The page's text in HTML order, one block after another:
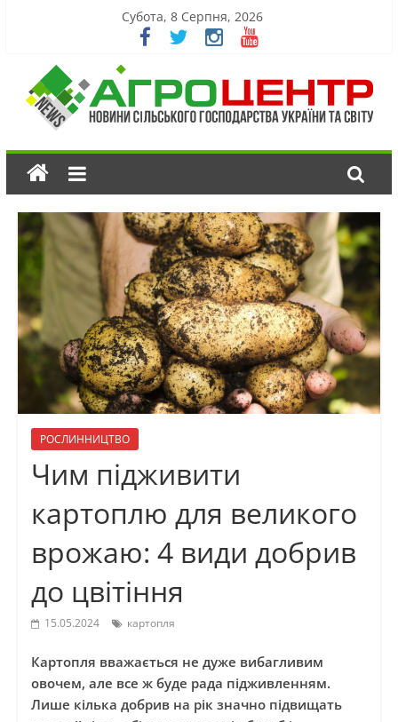
Субота, 8 Серпня, 2026
РОСЛИННИЦТВО
Чим підживити
картоплю для великого
врожаю: 4 види добрив
до цвітіння
15.05.2024 картопля
Картопля вважається не дуже вибагливим
овочем, але все ж буде рада підживленням.
Лише кілька добрив на рік значно підвищать